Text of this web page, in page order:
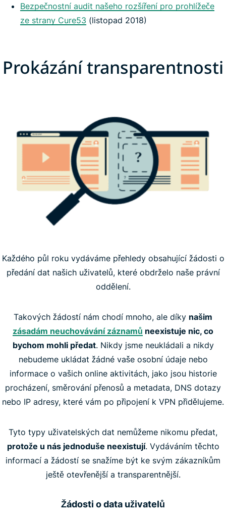
Bezpečnostní audit našeho rozšíření pro prohlížeče
ze strany Cure53 (listopad 2018)
Prokázání transparentnosti
Každého půl roku vydáváme přehledy obsahující žádosti o
předání dat našich uživatelů, které obdrželo naše právní
oddělení.
Takových žádostí nám chodí mnoho, ale díky našim
zásadám neuchovávání záznamů neexistuje nic, co
bychom mohli předat. Nikdy jsme neukládali a nikdy
nebudeme ukládat žádné vaše osobní údaje nebo
informace o vašich online aktivitách, jako jsou historie
procházení, směrování přenosů a metadata, DNS dotazy
nebo IP adresy, které vám po připojení k VPN přidělujeme.
Tyto typy uživatelských dat nemůžeme nikomu předat,
protože u nás jednoduše neexistují. Vydáváním těchto
informací a žádostí se snažíme být ke svým zákazníkům
ještě otevřenější a transparentnější.
Žádosti o data uživatelů